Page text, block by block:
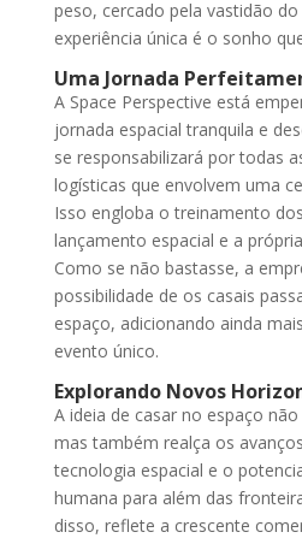
peso, cercado pela vastidão
experiência única é o sonho
Uma Jornada
A Space Perspective está
jornada espacial tranquila e
se responsabilizará por todas
logísticas que envolvem uma
Isso engloba o treinamento
lançamento espacial e a
Como se não bastasse, a
possibilidade de os casais
espaço, adicionando ainda
evento único.
Explorando Novos
A ideia de casar no espaço
mas também realça os
tecnologia espacial e o
humana para além das
disso, reflete a crescente